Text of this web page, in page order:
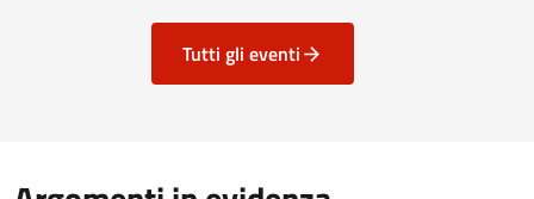
Tutti gli eventi